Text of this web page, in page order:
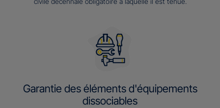
Garantie des éléments d'équipements
dissociables